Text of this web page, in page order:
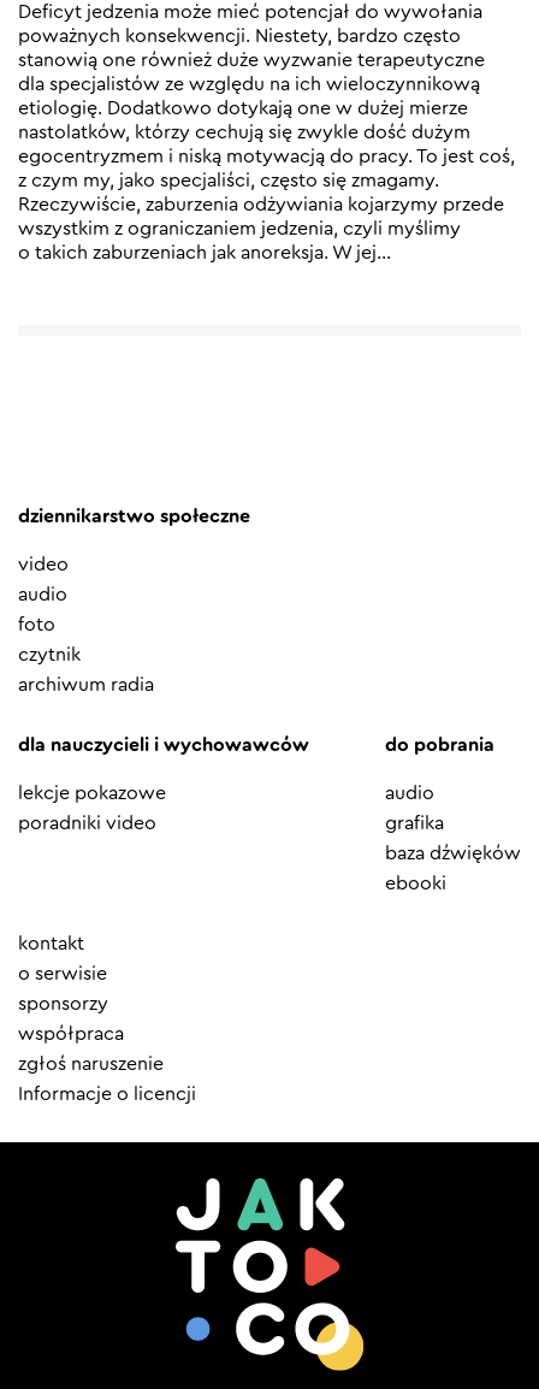
Deficyt jedzenia może mieć potencjał do wywołania
poważnych konsekwencji. Niestety, bardzo często
stanowią one również duże wyzwanie terapeutyczne
dla specjalistów ze względu na ich wieloczynnikową
etiologię. Dodatkowo dotykają one w dużej mierze
nastolatków, którzy cechują się zwykle dość dużym
egocentryzmem i niską motywacją do pracy. To jest coś,
z czym my, jako specjaliści, często się zmagamy.
Rzeczywiście, zaburzenia odżywiania kojarzymy przede
wszystkim z ograniczaniem jedzenia, czyli myślimy
o takich zaburzeniach jak anoreksja. W jej…
dziennikarstwo społeczne
video
audio
foto
czytnik
archiwum radia
dla nauczycieli i wychowawców
lekcje pokazowe
poradniki video
do pobrania
audio
grafika
baza dźwięków
ebooki
Element
menu
kontakt
o serwisie
sponsorzy
współpraca
zgłoś naruszenie
Informacje o licencji